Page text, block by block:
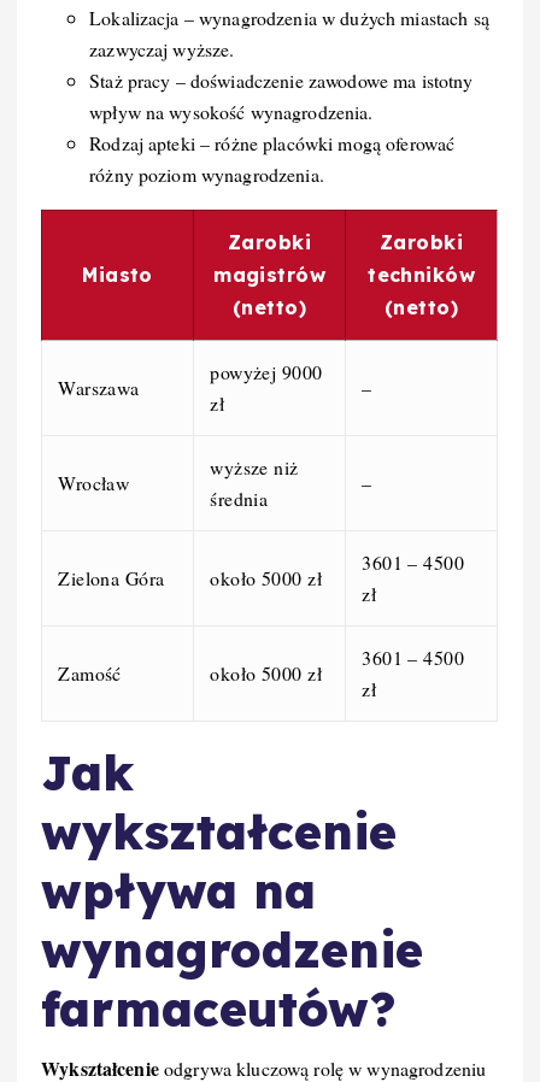
Lokalizacja – wynagrodzenia w dużych miastach są
zazwyczaj wyższe.
Staż pracy – doświadczenie zawodowe ma istotny
wpływ na wysokość wynagrodzenia.
Rodzaj apteki – różne placówki mogą oferować
różny poziom wynagrodzenia.
Miasto
Zarobki
magistrów
(netto)
Zarobki
techników
(netto)
Warszawa
powyżej 9000
zł
–
Wrocław
wyższe niż
średnia
–
Zielona Góra około 5000 zł
3601 – 4500
zł
Zamość około 5000 zł
3601 – 4500
zł
Jak
wykształcenie
wpływa na
wynagrodzenie
farmaceutów?
Wykształcenieodgrywa kluczową rolę w wynagrodzeniu